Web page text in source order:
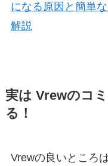
になる原因と簡単
解説
実は Vrewのコ
る！
Vrewの良いところ